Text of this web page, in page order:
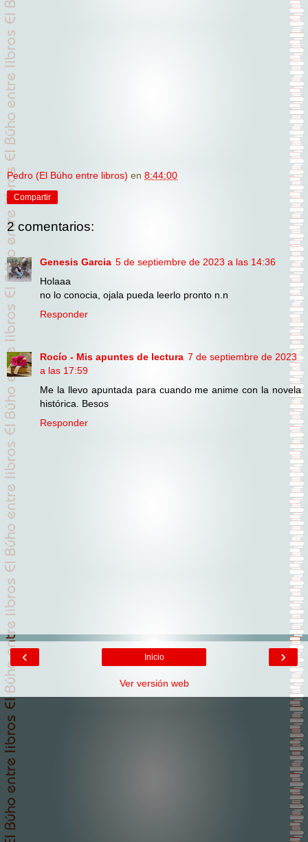
Pedro (El Búho entre libros) en 8:44:00
Compartir
2 comentarios:
Genesis Garcia 5 de septiembre de 2023 a las 14:36
Holaaa
no lo conocia, ojala pueda leerlo pronto n.n
Responder
Rocío - Mis apuntes de lectura 7 de septiembre de 2023
a las 17:59
Me la llevo apuntada para cuando me anime con la novela
histórica. Besos
Responder
‹ ›
Inicio
Ver versión web